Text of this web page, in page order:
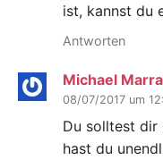
ist, kannst du
Antworten
Michael
08/07/2017 um
Du solltest dir
hast du